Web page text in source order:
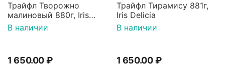
Трайфл Творожно
малиновый 880г, Iris
Delicia
В наличии
1 650.00₽
Трайфл Тирамису 881г,
Iris Delicia
В наличии
1 650.00 ₽